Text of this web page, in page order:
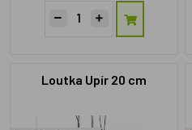
Loutka Upír 20 cm